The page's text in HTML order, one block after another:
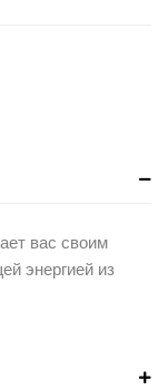
вас своим
энергией из